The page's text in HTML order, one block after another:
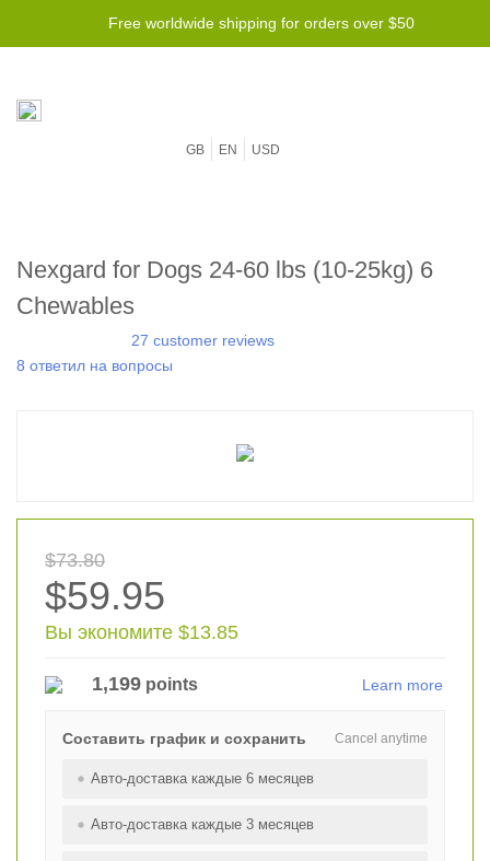
Free worldwide shipping for orders over $50
GB EN USD
Nexgard for Dogs 24-60 lbs (10-25kg) 6
Chewables
27 customer reviews
8 ответил на вопросы
$73.80
$59.95
Вы экономите $13.85
1,199 points Learn more
Cancel anytime
Составить график и сохранить
Авто-доставка каждые 6 месяцев
Авто-доставка каждые 3 месяцев